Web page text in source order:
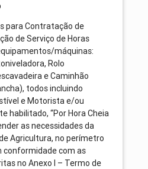
para Contratação de
de Serviço de Horas
máquinas:
Rolo
e Caminhão
todos incluindo
e Motorista e/ou
habilitado, “Por Hora Cheia
as necessidades da
Agricultura, no perímetro
conformidade com as
no Anexo I – Termo de